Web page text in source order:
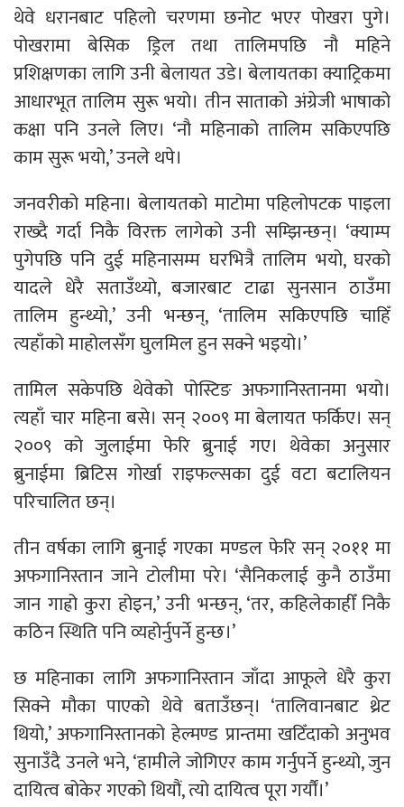
थेवे धरानबाट पहिलो चरणमा छनोट भएर पोखरा पुगे।
पोखरामा बेसिक ड्रिल तथा तालिमपछि नौ महिने
प्रशिक्षणका लागि उनी बेलायत उडे। बेलायतका क्याट्रिकमा
आधारभूत तालिम सुरू भयो। तीन साताको अंग्रेजी भाषाको
कक्षा पनि उनले लिए। ‘नौ महिनाको तालिम सकिएपछि
काम सुरू भयो,’ उनले थपे।
जनवरीको महिना। बेलायतको माटोमा पहिलोपटक पाइला
राख्दै गर्दा निकै विरक्त लागेको उनी सम्झिन्छन्। ‘क्याम्प
पुगेपछि पनि दुई महिनासम्म घरभित्रै तालिम भयो, घरको
यादले धेरै सताउँथ्यो, बजारबाट टाढा सुनसान ठाउँमा
तालिम हुन्थ्यो,’ उनी भन्छन्, ‘तालिम सकिएपछि चाहिँ
त्यहाँको माहोलसँग घुलमिल हुन सक्ने भइयो।’
तामिल सकेपछि थेवेको पोस्टिङ अफगानिस्तानमा भयो।
त्यहाँ चार महिना बसे। सन् २००९ मा बेलायत फर्किए। सन्
२००९ को जुलाईमा फेरि ब्रुनाई गए। थेवेका अनुसार
ब्रुनाईमा ब्रिटिस गोर्खा राइफल्सका दुई वटा बटालियन
परिचालित छन्।
तीन वर्षका लागि ब्रुनाई गएका मण्डल फेरि सन् २०११ मा
अफगानिस्तान जाने टोलीमा परे। ‘सैनिकलाई कुनै ठाउँमा
जान गाह्रो कुरा होइन,’ उनी भन्छन्, ‘तर, कहिलेकाहीँ निकै
कठिन स्थिति पनि व्यहोर्नुपर्ने हुन्छ।’
छ महिनाका लागि अफगानिस्तान जाँदा आफूले धेरै कुरा
सिक्ने मौका पाएको थेवे बताउँछन्। ‘तालिवानबाट थ्रेट
थियो,’ अफगानिस्तानको हेल्मण्ड प्रान्तमा खटिँदाको अनुभव
सुनाउँदै उनले भने, ‘हामीले जोगिएर काम गर्नुपर्ने हुन्थ्यो, जुन
दायित्व बोकेर गएको थियौं, त्यो दायित्व पूरा गर्यौं।’